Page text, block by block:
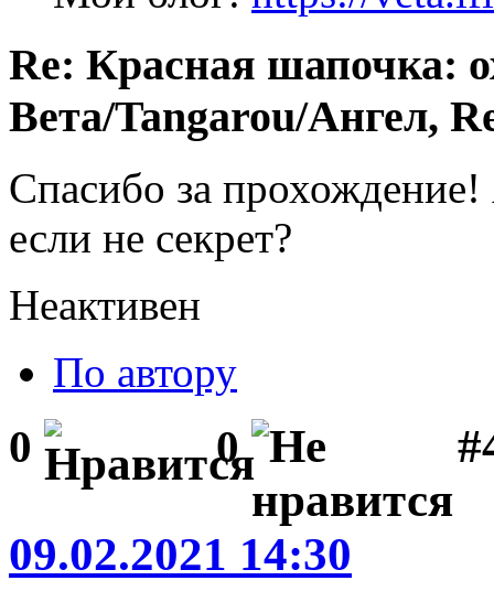
Re: Красная шапочка:
Вета/Tangarou/Ангел,
Спасибо за
если не секрет?
Неактивен
По автору
0 0
09.02.2021 14:30